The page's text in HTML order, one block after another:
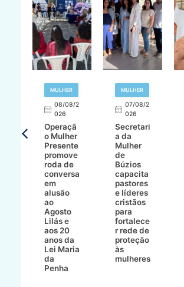
MULHER
08/08/2
026
Operaçã
o Mulher
Presente
promove
roda de
conversa
em
alusão
ao
Agosto
Lilás e
aos 20
anos da
Lei Maria
da
Penha
MULHER
07/08/2
026
Secretari
a da
Mulher
de
Búzios
capacita
pastores
e líderes
cristãos
para
fortalece
r rede de
proteção
às
mulheres